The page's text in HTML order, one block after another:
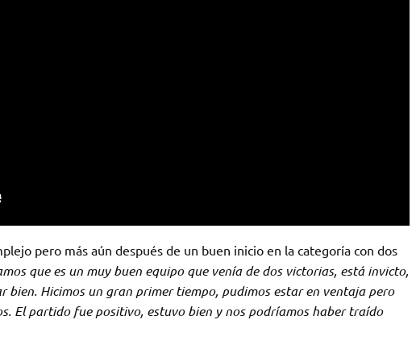
pero más aún después de un buen inicio en la categoría con dos
que es un muy buen equipo que venía de dos victorias, está invicto,
Hicimos un gran primer tiempo, pudimos estar en ventaja pero
El partido fue positivo, estuvo bien y nos podríamos haber traído